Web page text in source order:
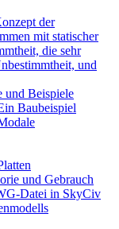
der
mit statischer
die sehr
und
und Beispiele
Baubeispiel
und Gebrauch
Datei in SkyCiv